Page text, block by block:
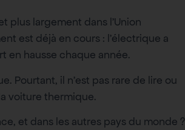
plus largement dans l’Union
est déjà en cours : l’électrique a
en hausse chaque année.
Pourtant, il n’est pas rare de lire ou
voiture thermique.
et dans les autres pays du monde ?